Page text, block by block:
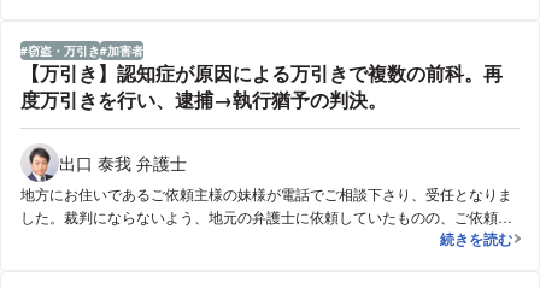
ても裁判へ足を運び、最善の弁護活動の結果、裁判では再び執行猶予の判決
となりました。
窃盗・万引き 加害者
【万引き】認知症が原因による万引きで複数の前科。再
度万引きを行い、逮捕→執行猶予の判決。
出口 泰我 弁護士
地方にお住いであるご依頼主様の妹様が電話でご相談下さり、受任となりま
した。裁判にならないよう、地元の弁護士に依頼していたものの、ご依頼主
様は起訴されてしまい、裁判が必要となりました。そこから弁護士を探した
【万引き】認
続きを読む